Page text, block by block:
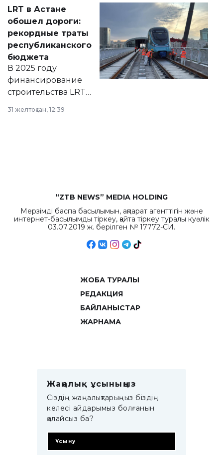
документ
появился в базе
нормативных
правовых актов и
на сайте маслихат
города.
LRT в Астане
обошел дороги:
рекордные траты
республиканского
бюджета
В 2025 году
финансирование
строительства LRT
республиканского
31 желтоқсан, 12:39
“ZTB NEWS” MEDIA HOLDING
Мерзімді баспа басылымын, ақпарат агенттігін және
интернет-басылымды тіркеу, қайта тіркеу туралы куәлік
03.07.2019 ж. берілген № 17772-СИ.
ЖОБА ТУРАЛЫ
РЕДАКЦИЯ
БАЙЛАНЫСТАР
ЖАРНАМА
Жаңалық ұсыныңыз
Сіздің жаңалықтарыңыз біздің
келесі айдарымыз болғанын
қалайсыз ба?
Ұсыну